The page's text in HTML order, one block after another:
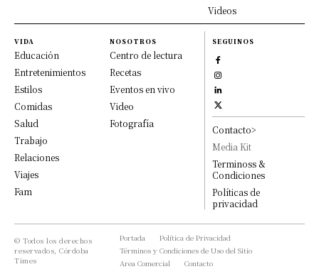
Videos
VIDA
Educación
Entretenimientos
Estilos
Comidas
Salud
Trabajo
Relaciones
Viajes
Fam
NOSOTROS
Centro de lectura
Recetas
Eventos en vivo
Video
Fotografía
SEGUINOS
Contacto>
Media Kit
Terminoss &
Condiciones
Políticas de
privacidad
© Todos los derechos
reservados, Córdoba
Times
Portada
Política de Privacidad
Términos y Condiciones de Uso del Sitio
Area Comercial
Contacto